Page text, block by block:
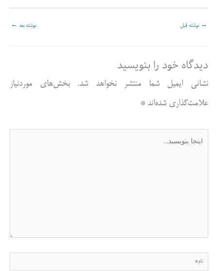
→ نوشته قبل نوشته بعد ←
دیدگاه‌ خود را بنویسید
نشانی ایمیل شما منتشر نخواهد شد.
بخش‌های موردنیاز
علامت‌گذاری شده‌اند*
نام*